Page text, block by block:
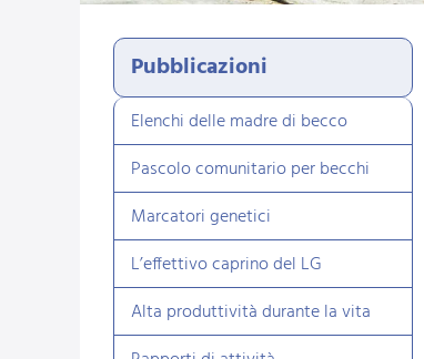
Pubblicazioni
Elenchi delle madre di becco
Pascolo comunitario per becchi
Marcatori genetici
L’effettivo caprino del LG
Alta produttività durante la vita